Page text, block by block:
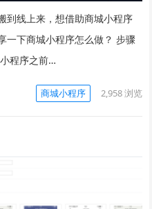
到线上来，想借助商城小程序
一下商城小程序怎么做？ 步骤
程序之前…
商城小程序 2,958浏览